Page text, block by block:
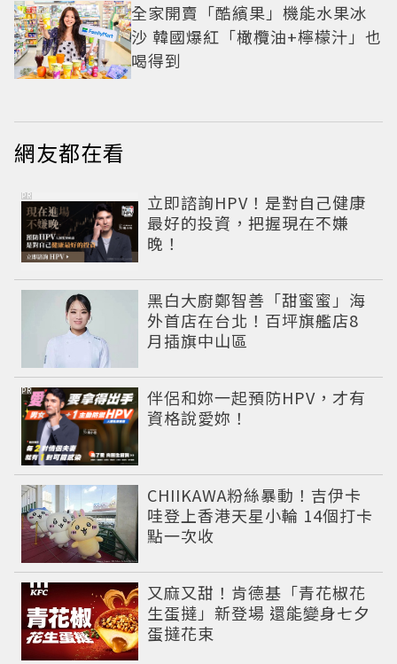
全家開賣「酷繽果」機能水果冰
沙 韓國爆紅「橄欖油+檸檬汁」也
喝得到
網友都在看
立即諮詢HPV！是對自己健康
最好的投資，把握現在不嫌
晚！
PR
黑白大廚鄭智善「甜蜜蜜」海
外首店在台北！百坪旗艦店8
月插旗中山區
伴侶和妳一起預防HPV，才有
資格說愛妳！
PR
CHIIKAWA粉絲暴動！吉伊卡
哇登上香港天星小輪 14個打卡
點一次收
又麻又甜！肯德基「青花椒花
生蛋撻」新登場 還能變身七夕
蛋撻花束